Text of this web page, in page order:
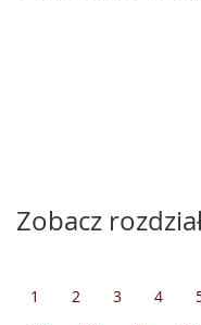
Zobacz
1 2 3 4